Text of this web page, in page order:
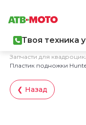
Твоя техника
Запчасти для
Пластик подножки
❮ Назад